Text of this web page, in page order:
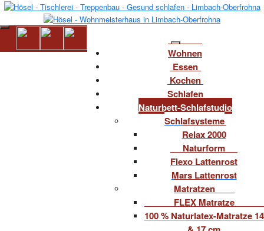
Wohnen
Essen
Kochen
Schlafen
Naturbett-Schlafstudio
Schlafsysteme
Relax 2000
Naturform
Flexo Lattenrost
Mars Lattenrost
Matratzen
FLEX Matratze
100 % Naturlatex-Matratze 14